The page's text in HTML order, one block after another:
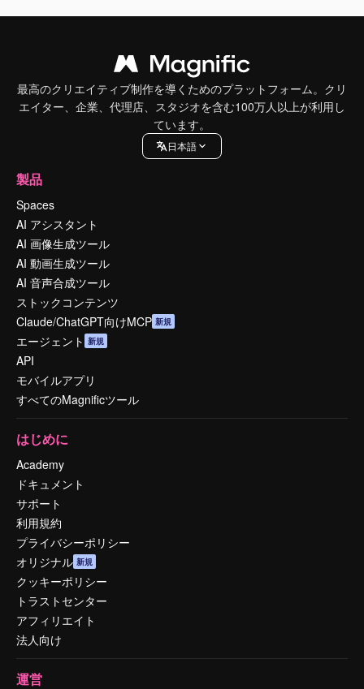
最高のクリエイティブ制作を導くためのプラットフォーム。クリ
エイター、企業、代理店、スタジオを含む100万人以上が利用し
ています。
日本語
製品
Spaces
AI アシスタント
AI 画像生成ツール
AI 動画生成ツール
AI 音声合成ツール
ストックコンテンツ
Claude/ChatGPT向けMCP 新規
エージェント 新規
API
モバイルアプリ
すべてのMagnificツール
はじめに
Academy
ドキュメント
サポート
利用規約
プライバシーポリシー
オリジナル 新規
クッキーポリシー
トラストセンター
アフィリエイト
法人向け
運営